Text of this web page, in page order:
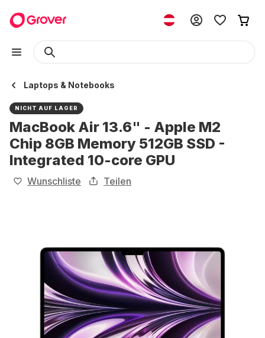
Laptops & Notebooks
NICHT AUF LAGER
MacBook Air 13.6" - Apple M2
Chip 8GB Memory 512GB SSD -
Integrated 10-core GPU
Wunschliste Teilen